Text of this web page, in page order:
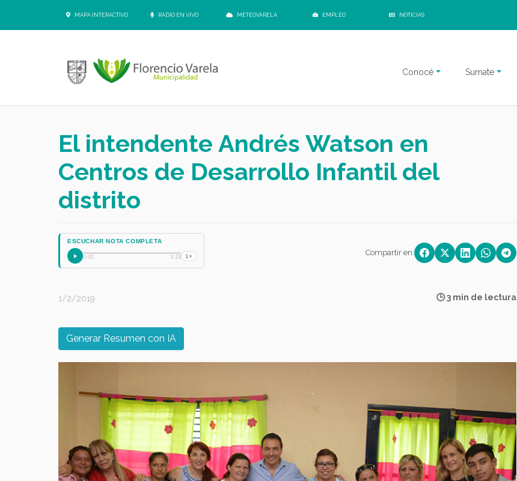
MAPA INTERACTIVO RADIO EN VIVO METEOVARELA EMPLEO NOTICIAS
Conocé Sumate
El intendente Andrés Watson en
Centros de Desarrollo Infantil del
distrito
ESCUCHAR NOTA COMPLETA
0:00 3:19 1× Compartir en:
1/2/2019 🕒 3 min de lectura
Generar Resumen con IA